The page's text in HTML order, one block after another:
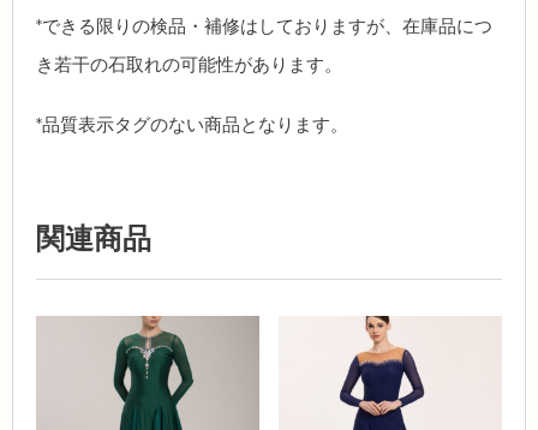
*できる限りの検品・補修はしておりますが、在庫品につ
き若干の石取れの可能性があります。
*品質表示タグのない商品となります。
関連商品